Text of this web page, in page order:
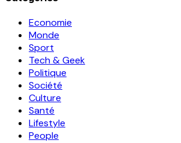
Economie
Monde
Sport
Tech & Geek
Politique
Société
Culture
Santé
Lifestyle
People